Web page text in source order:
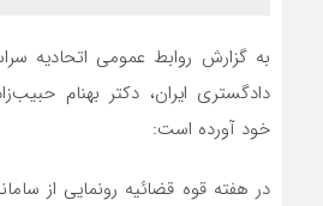
به گزارش روابط عمومی اتحادیه
دادگستری ایران، دکتر بهنام
خود آورده است:
در هفته قوه قضائیه رونمایی از